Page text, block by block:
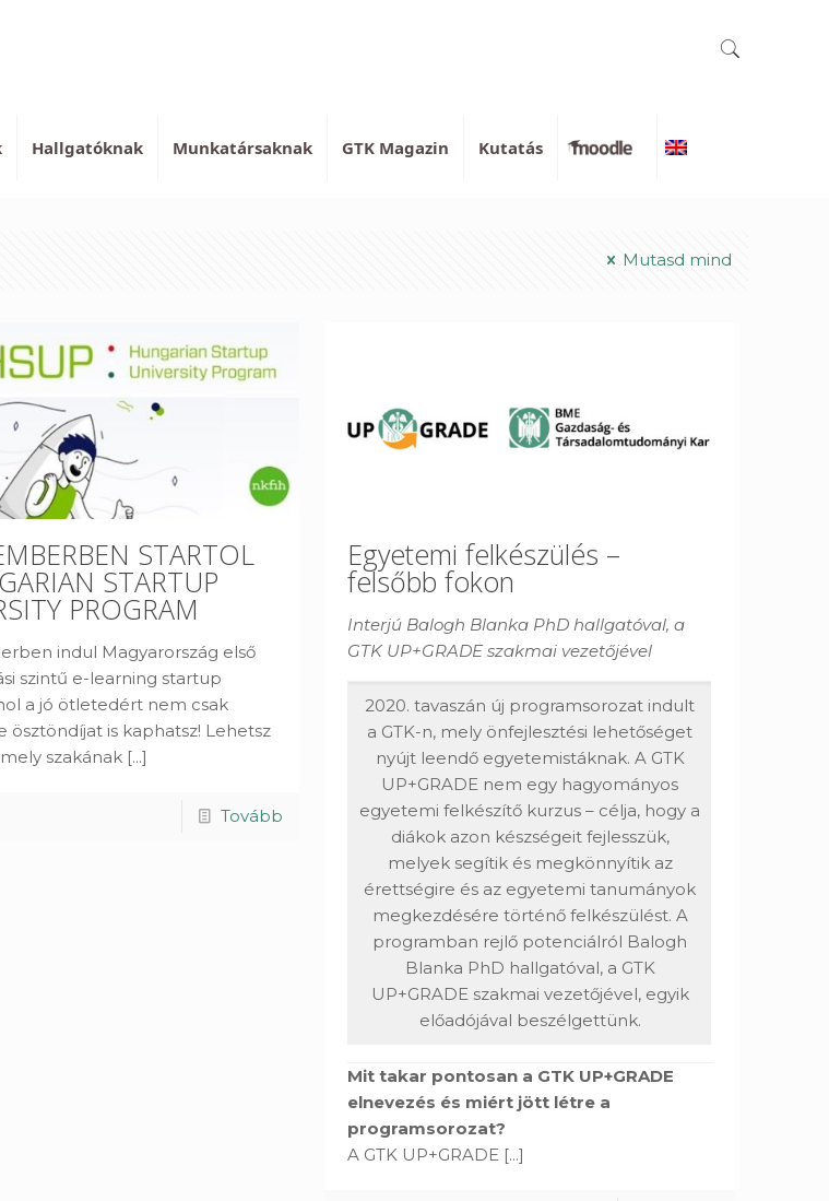
Hallgatóknak Munkatársaknak GTK Magazin Kutatás Moodle English
Mutasd mind
STARTOL
STARTUP
PROGRAM
indul Magyarország első
szintű e-learning startup
a jó ötletedért nem csak
ösztöndíjat is kaphatsz! Lehetsz
szakának [...]
Tovább
Egyetemi felkészülés –
felsőbb fokon
Interjú Balogh Blanka PhD hallgatóval, a
GTK UP+GRADE szakmai vezetőjével
2020. tavaszán új programsorozat indult
a GTK-n, mely önfejlesztési lehetőséget
nyújt leendő egyetemistáknak. A GTK
UP+GRADE nem egy hagyományos
egyetemi felkészítő kurzus – célja, hogy a
diákok azon készségeit fejlesszük,
melyek segítik és megkönnyítik az
érettségire és az egyetemi tanumányok
megkezdésére történő felkészülést. A
programban rejlő potenciálról Balogh
Blanka PhD hallgatóval, a GTK
UP+GRADE szakmai vezetőjével, egyik
előadójával beszélgettünk.
Mit takar pontosan a GTK UP+GRADE
elnevezés és miért jött létre a
programsorozat?
A GTK UP+GRADE [...]